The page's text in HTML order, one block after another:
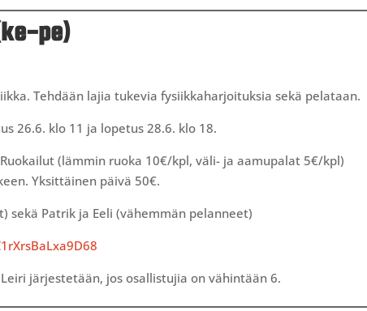
pe)
Tehdään lajia tukevia fysiikkaharjoituksia sekä pelataan.
26.6. klo 11 ja lopetus 28.6. klo 18.
(lämmin ruoka 10€/kpl, väli- ja aamupalat 5€/kpl)
Yksittäinen päivä 50€.
sekä Patrik ja Eeli (vähemmän pelanneet)
järjestetään, jos osallistujia on vähintään 6.